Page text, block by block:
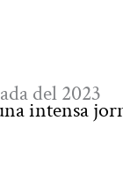
del 2023
intensa